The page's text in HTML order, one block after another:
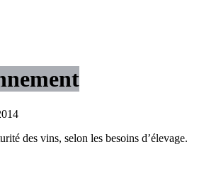
des vins, selon les besoins d’élevage.